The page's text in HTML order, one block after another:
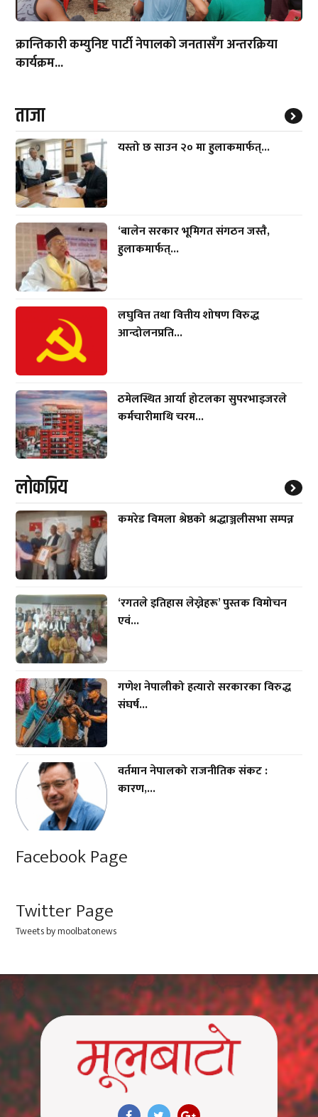
क्रान्तिकारी कम्युनिष्ट पार्टी नेपालको जनतासँग अन्तरक्रिया
कार्यक्रम...
ताजा
यस्तो छ साउन २० मा हुलाकमार्फत्...
‘बालेन सरकार भूमिगत संगठन जस्तै,
हुलाकमार्फत्...
लघुवित्त तथा वित्तीय शोषण विरुद्ध
आन्दोलनप्रति...
ठमेलस्थित आर्या होटलका सुपरभाइजरले
कर्मचारीमाथि चरम...
लाेकप्रिय
कमरेड विमला श्रेष्ठको श्रद्धाञ्जलीसभा सम्पन्न
‘रगतले इतिहास लेख्नेहरू’ पुस्तक विमोचन
एवं...
गणेश नेपालीको हत्यारो सरकारका विरुद्ध
संघर्ष...
वर्तमान नेपालको राजनीतिक संकट :
कारण,...
Facebook Page
Twitter Page
Tweets by moolbatonews